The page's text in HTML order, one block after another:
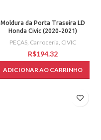
Moldura da Porta Traseira LD
Honda Civic (2020-2021)
PEÇAS, Carroceria, CIVIC
R$
ADICIONAR AO CARRINHO